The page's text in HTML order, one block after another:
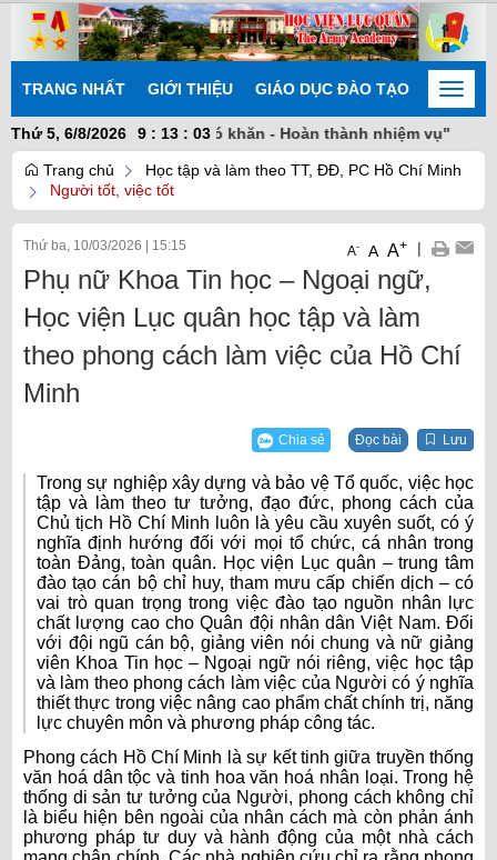
TRANG NHẤT GIỚI THIỆU GIÁO DỤC ĐÀO TẠO
Toggle
Thứ 5, 6/8/2026
9 : 13 : 03
tạo - Khắc phục khó khăn - Hoàn thành nhiệm vụ"
Trang chủ
Học tập và làm theo TT, ĐĐ, PC Hồ Chí Minh
Người tốt, việc tốt
Thứ ba, 10/03/2026 | 15:15 A- A A+ |
Phụ nữ Khoa Tin học – Ngoại ngữ,
Học viện Lục quân học tập và làm
theo phong cách làm việc của Hồ Chí
Minh
Chia sẻ Đọc bài Lưu
Trong sự nghiệp xây dựng và bảo vệ Tổ quốc, việc học
tập và làm theo tư tưởng, đạo đức, phong cách của
Chủ tịch Hồ Chí Minh luôn là yêu cầu xuyên suốt, có ý
nghĩa định hướng đối với mọi tổ chức, cá nhân trong
toàn Đảng, toàn quân. Học viện Lục quân – trung tâm
đào tạo cán bộ chỉ huy, tham mưu cấp chiến dịch – có
vai trò quan trọng trong việc đào tạo nguồn nhân lực
chất lượng cao cho Quân đội nhân dân Việt Nam. Đối
với đội ngũ cán bộ, giảng viên nói chung và nữ giảng
viên Khoa Tin học – Ngoại ngữ nói riêng, việc học tập
và làm theo phong cách làm việc của Người có ý nghĩa
thiết thực trong việc nâng cao phẩm chất chính trị, năng
lực chuyên môn và phương pháp công tác.
Phong cách Hồ Chí Minh là sự kết tinh giữa truyền thống
văn hoá dân tộc và tinh hoa văn hoá nhân loại. Trong hệ
thống di sản tư tưởng của Người, phong cách không chỉ
là biểu hiện bên ngoài của nhân cách mà còn phản ánh
phương pháp tư duy và hành động của một nhà cách